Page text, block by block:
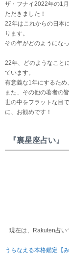
ザ・フナイ2022年の1
ただきました！
22年はこれからの日本
ります。
その年がどのようにな
22年、どのようなこと
ています。
有意義な1年にするため
また、その他の著者の
世の中をフラットな目
に、お勧めです！
『裏星座占い』
現在は、Rakuten占い
うらなえる本格鑑定【